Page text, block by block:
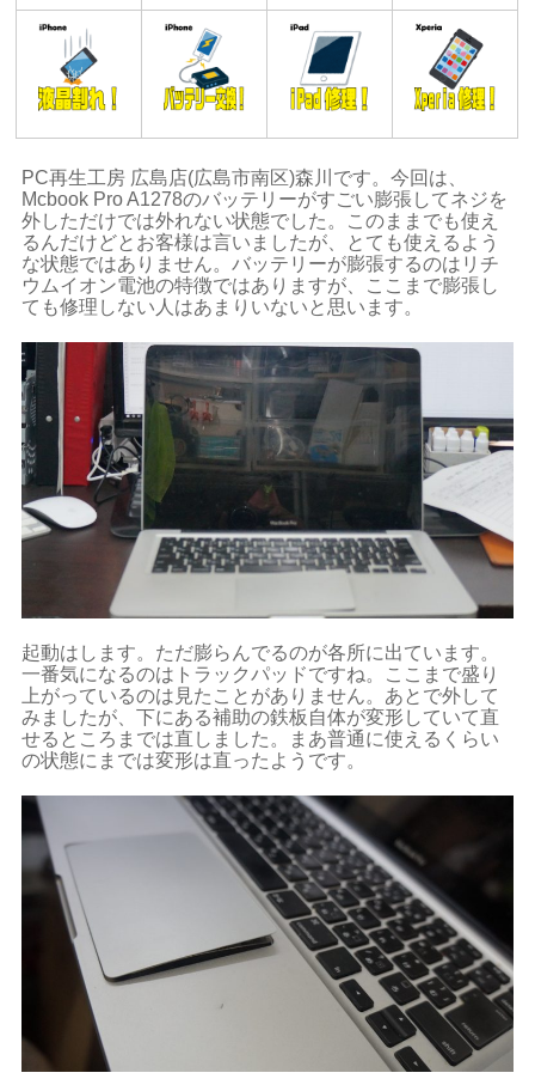
PC再生工房 広島店(広島市南区)森川です。今回は、
Mcbook Pro A1278のバッテリーがすごい膨張してネジを
外しただけでは外れない状態でした。このままでも使え
るんだけどとお客様は言いましたが、とても使えるよう
な状態ではありません。バッテリーが膨張するのはリチ
ウムイオン電池の特徴ではありますが、ここまで膨張し
ても修理しない人はあまりいないと思います。
起動はします。ただ膨らんでるのが各所に出ています。
一番気になるのはトラックパッドですね。ここまで盛り
上がっているのは見たことがありません。あとで外して
みましたが、下にある補助の鉄板自体が変形していて直
せるところまでは直しました。まあ普通に使えるくらい
の状態にまでは変形は直ったようです。